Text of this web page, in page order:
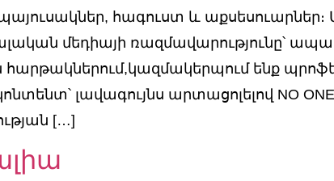
պայուսակներ, հագուստ և
մեդիայի ռազմավարությունը՝
հարթակներում,կազմակերպում ենք
լավագույնս արտացոլելով NO
[…]